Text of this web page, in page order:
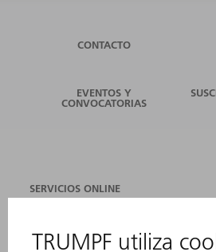
CONTACTO
EVENTOS Y
CONVOCATORIAS
SERVICIOS ONLINE
EVENTOS Y CONVOCATORIAS